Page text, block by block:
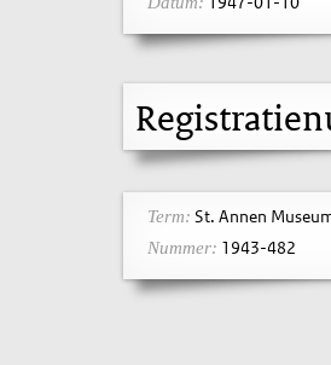
Term: St. Annen
Nummer: 1943-482